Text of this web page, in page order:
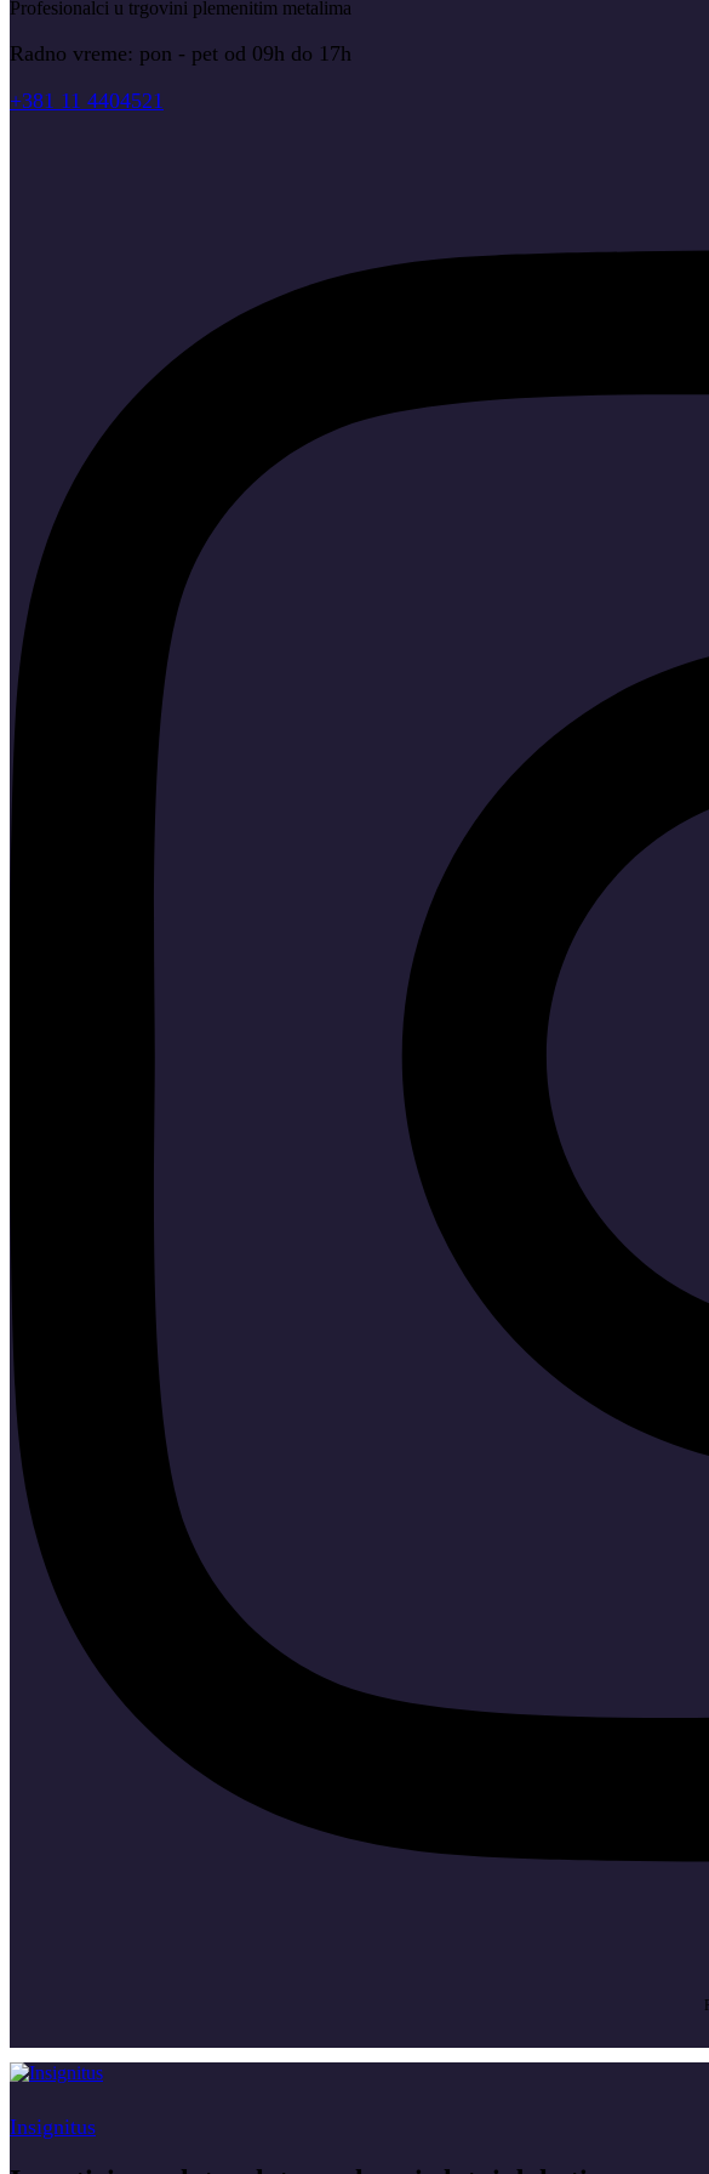
Profesionalci u trgovini plemenitim metalima
Radno vreme: pon - pet od 09h do 17h
+381 11 4404521
Insignitus